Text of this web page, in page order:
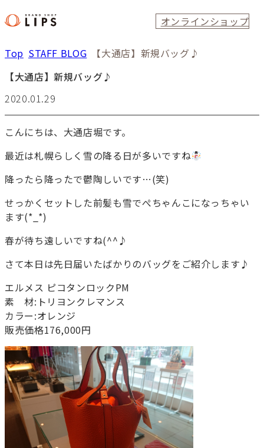
オンラインショップ
Top STAFF BLOG
【大通店】新規バッグ♪
【大通店】新規バッグ♪
2020.01.29
こんにちは、大通店堀です。
最近は札幌らしく雪の降る日が多いですね
降ったら降ったで鬱陶しいです…(笑)
せっかくセットした前髪も雪でぺちゃんこになっちゃい
ます(*_*)
春が待ち遠しいですね(^^♪
さて本日は先日届いたばかりのバッグをご紹介します♪
エルメス ピコタンロックPM
素 材:トリヨンクレマンス
カラー:オレンジ
販売価格176,000円